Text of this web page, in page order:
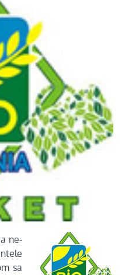
ne-
sa